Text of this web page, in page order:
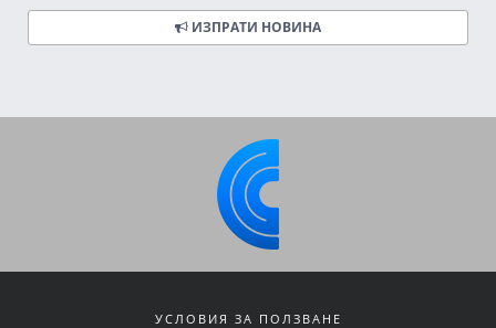
ИЗПРАТИ НОВИНА
УСЛОВИЯ ЗА ПОЛЗВАНЕ